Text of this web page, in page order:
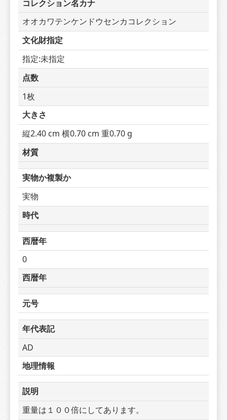
コレクション名カナ
オオカワテンケンドウセンカコレクション
文化財指定
指定:未指定
点数
1枚
大きさ
縦2.40 cm 横0.70 cm 重0.70 g
材質
実物か複製か
実物
時代
西暦年
0
西暦年
元号
年代表記
AD
地理情報
説明
重量は１００倍にしてあります。